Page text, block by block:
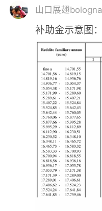
山口展翅bologna
补助金示意图：